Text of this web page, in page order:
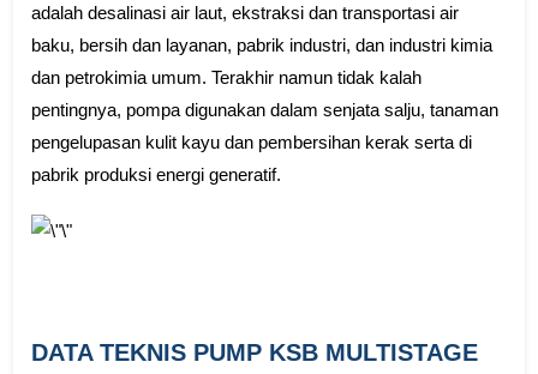
adalah desalinasi air laut, ekstraksi dan transportasi air
baku, bersih dan layanan, pabrik industri, dan industri kimia
dan petrokimia umum. Terakhir namun tidak kalah
pentingnya, pompa digunakan dalam senjata salju, tanaman
pengelupasan kulit kayu dan pembersihan kerak serta di
pabrik produksi energi generatif.
DATA TEKNIS PUMP KSB MULTISTAGE